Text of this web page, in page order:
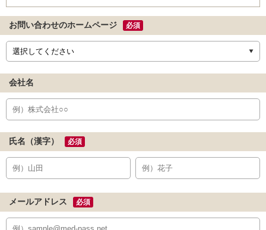
お問い合わせのホームページ 必須
会社名
氏名（漢字） 必須
メールアドレス 必須